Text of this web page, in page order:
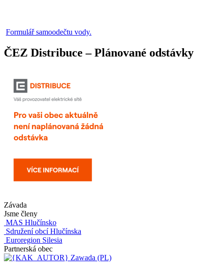
Formulář samoodečtu vody.
ČEZ Distribuce – Plánované odstávky
Závada
Jsme členy
MAS Hlučínsko
Sdružení obcí Hlučínska
Euroregion Silesia
Partnerská obec
Zawada (PL)